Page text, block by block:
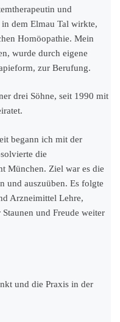
und
dem Elmau Tal wirkte,
Homöopathie. Mein
wurde durch eigene
zur Berufung.
drei Söhne, seit 1990 mit
begann ich mit der
die
München. Ziel war es die
und auszuüben. Es folgte
Arzneimittel Lehre,
und Freude weiter
und die Praxis in der